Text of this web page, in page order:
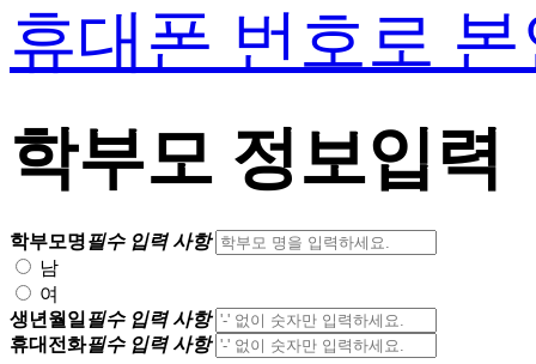
휴대폰 번호로
학부모 정보입력
학부모명필수 입력 사항
남
여
생년월일 필수 입력 사항
휴대전화필수 입력 사항